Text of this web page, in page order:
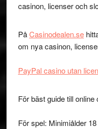
casinon, licenser och
PåCasinodealen.se
om nya casinon,
PayPal casino utan
För bäst guide till
För spel: Minimiålder